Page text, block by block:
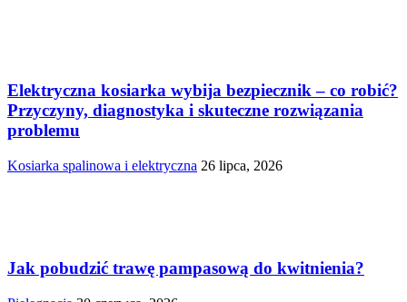
Elektryczna kosiarka wybija bezpiecznik – co robić?
Przyczyny, diagnostyka i skuteczne rozwiązania
problemu
Kosiarka spalinowa i elektryczna 26 lipca, 2026
Jak pobudzić trawę pampasową do kwitnienia?